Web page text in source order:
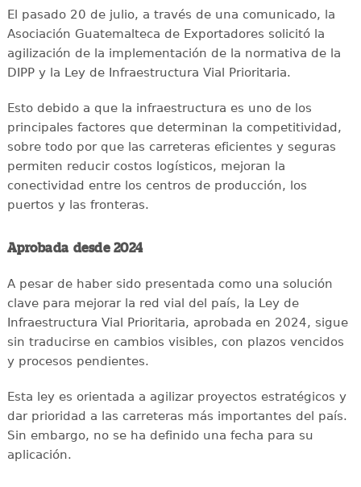
El pasado 20 de julio, a través de una comunicado, la
Asociación Guatemalteca de Exportadores solicitó la
agilización de la implementación de la normativa de la
DIPP y la Ley de Infraestructura Vial Prioritaria.
Esto debido a que la infraestructura es uno de los
principales factores que determinan la competitividad,
sobre todo por que las carreteras eficientes y seguras
permiten reducir costos logísticos, mejoran la
conectividad entre los centros de producción, los
puertos y las fronteras.
Aprobada desde 2024
A pesar de haber sido presentada como una solución
clave para mejorar la red vial del país, la Ley de
Infraestructura Vial Prioritaria, aprobada en 2024, sigue
sin traducirse en cambios visibles, con plazos vencidos
y procesos pendientes.
Esta ley es orientada a agilizar proyectos estratégicos y
dar prioridad a las carreteras más importantes del país.
Sin embargo, no se ha definido una fecha para su
aplicación.